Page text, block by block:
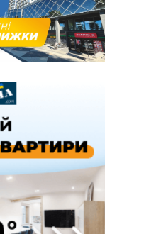
Богдана Бухонка
чоловіка, який
влади Польщі
привітали рідну
Долині та
спеку
малолітнього
і 30 тисяч
гідрологічна
до найнижчих